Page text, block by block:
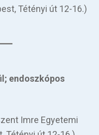
Tétényi út 12-16.)
endoszkópos
Imre Egyetemi